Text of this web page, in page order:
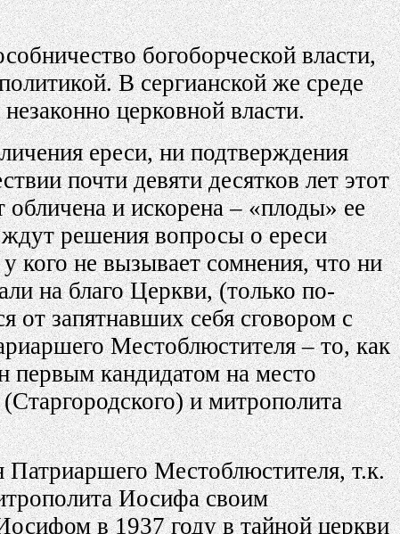
богоборческой власти,
В сергианской же среде
церковной власти.
ереси, ни подтверждения
почти девяти десятков лет этот
обличена и искорена – «плоды» ее
решения вопросы о ереси
кого не вызывает сомнения, что ни
на благо Церкви, (только по-
запятнавших себя сговором с
Местоблюстителя – то, как
первым кандидатом на место
и митрополита
Местоблюстителя, т.к.
Иосифа своим
в 1937 году в тайной церкви